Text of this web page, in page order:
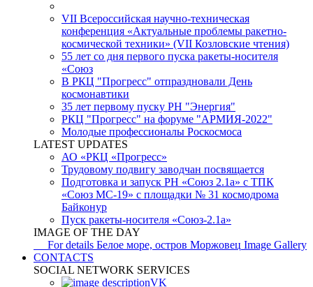
VII Всероссийская научно-техническая
конференция «Актуальные проблемы ракетно-
космической техники» (VII Козловские чтения)
55 лет со дня первого пуска ракеты-носителя
«Союз
В РКЦ "Прогресс" отпраздновали День
космонавтики
35 лет первому пуску РН "Энергия"
РКЦ "Прогресс" на форуме "АРМИЯ-2022"
Молодые профессионалы Роскосмоса
LATEST UPDATES
АО «РКЦ «Прогресс»
Трудовому подвигу заводчан посвящается
Подготовка и запуск РН «Союз 2.1а» с ТПК
«Союз МС-19» с площадки № 31 космодрома
Байконур
Пуск ракеты-носителя «Союз-2.1а»
IMAGE OF THE DAY
For details Белое море, остров Моржовец Image Gallery
CONTACTS
SOCIAL NETWORK SERVICES
VK